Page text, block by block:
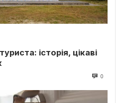
історія, цікаві
0